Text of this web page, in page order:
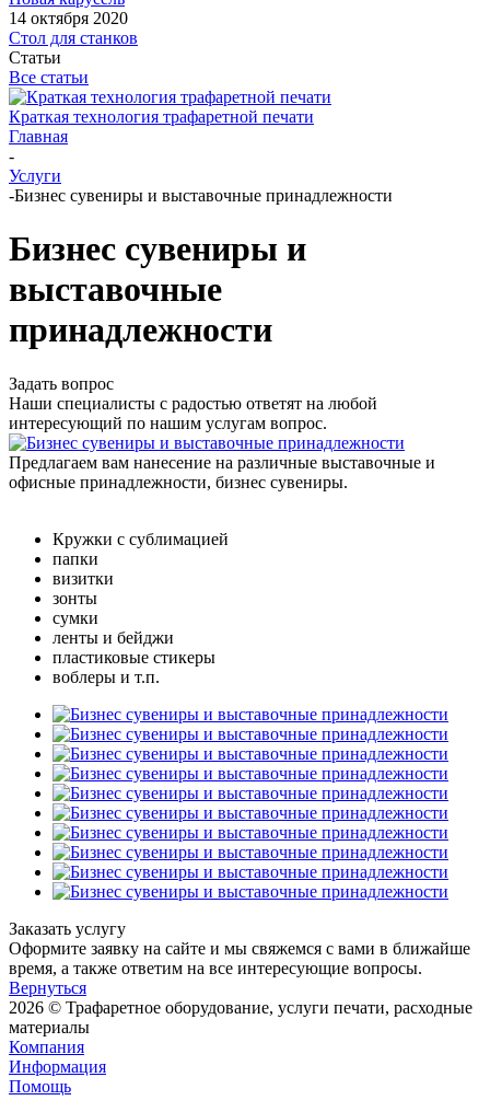
14 октября 2020
Стол для станков
Статьи
Все статьи
Краткая технология трафаретной печати
Главная
-
Услуги
-Бизнес сувениры и выставочные принадлежности
Бизнес сувениры и
выставочные
принадлежности
Задать вопрос
Наши специалисты с радостью ответят на любой
интересующий по нашим услугам вопрос.
Предлагаем вам нанесение на различные выставочные и
офисные принадлежности, бизнес сувениры.
Кружки с сублимацией
папки
визитки
зонты
сумки
ленты и бейджи
пластиковые стикеры
воблеры и т.п.
Заказать услугу
Оформите заявку на сайте и мы свяжемся с вами в ближайше
время, а также ответим на все интересующие вопросы.
Вернуться
2026 © Трафаретное оборудование, услуги печати, расходные
материалы
Компания
Информация
Помощь